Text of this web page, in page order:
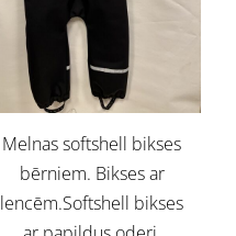
Melnas softshell bikses
bērniem. Bikses ar
lencēm.Softshell bikses